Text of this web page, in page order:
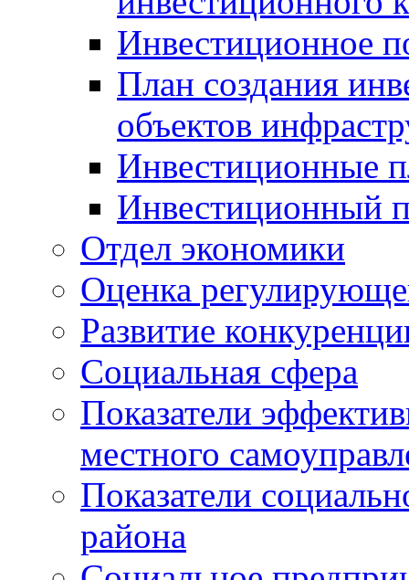
Инвестиционное
План создания
объектов
Инвестиционные
Инвестиционный
Отдел экономики
Оценка
Развитие
Социальная сфера
Показатели
местного
Показатели
района